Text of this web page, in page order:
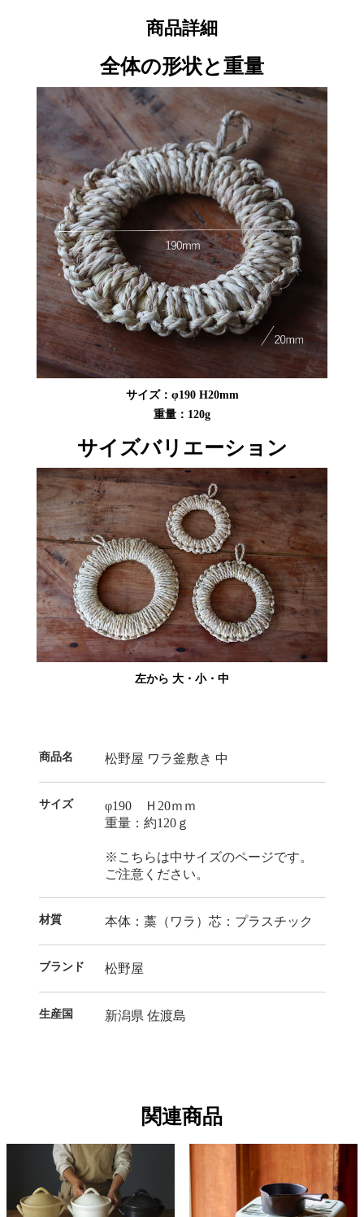
商品詳細
全体の形状と重量
サイズ：φ190 H20mm
重量：120g
サイズバリエーション
左から 大・小・中
商品名 松野屋 ワラ釜敷き 中
サイズ
φ190 Ｈ20ｍｍ
重量：約120ｇ
※こちらは中サイズのページです。
ご注意ください。
材質 本体：藁（ワラ）芯：プラスチック
ブランド 松野屋
生産国 新潟県 佐渡島
関連商品